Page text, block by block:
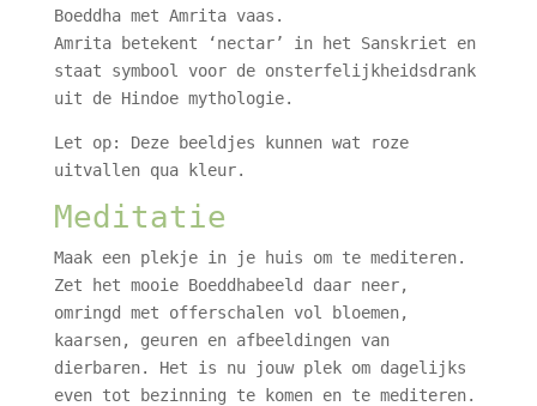
Boeddha met Amrita vaas.
Amrita betekent ‘nectar’ in het Sanskriet en
staat symbool voor de onsterfelijkheidsdrank
uit de Hindoe mythologie.
Let op: Deze beeldjes kunnen wat roze
uitvallen qua kleur.
Meditatie
Maak een plekje in je huis om te mediteren.
Zet het mooie Boeddhabeeld daar neer,
omringd met offerschalen vol bloemen,
kaarsen, geuren en afbeeldingen van
dierbaren. Het is nu jouw plek om dagelijks
even tot bezinning te komen en te mediteren.